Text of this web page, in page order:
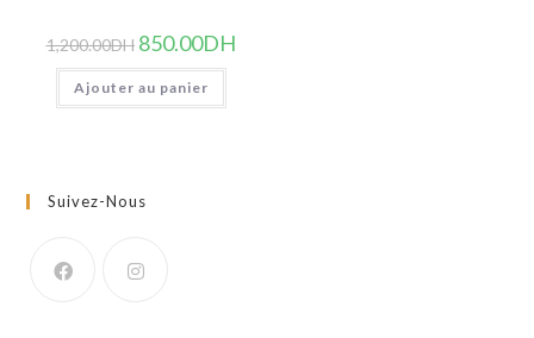
1,200.00DH Le
prix
initial
était :
1,200.00DH.
850.00DHLe
prix
Ajouter au panier
Suivez-Nous